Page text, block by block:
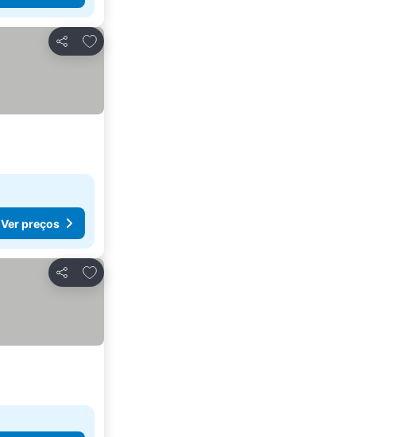
Partilhar
Adicionar aos favoritos
Ver preços
Partilhar
Adicionar aos favoritos